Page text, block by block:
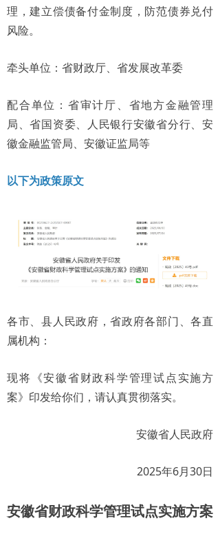
理，建立偿债备付金制度，防范债券兑付
风险。
牵头单位：省财政厅、省发展改革委
配合单位：省审计厅、省地方金融管理
局、省国资委、人民银行安徽省分行、安
徽金融监管局、安徽证监局等
以下为政策原文
各市、县人民政府，省政府各部门、各直
属机构：
现将《安徽省财政科学管理试点实施方
案》印发给你们，请认真贯彻落实。
安徽省人民政府
2025年6月30日
安徽省财政科学管理试点实施方案